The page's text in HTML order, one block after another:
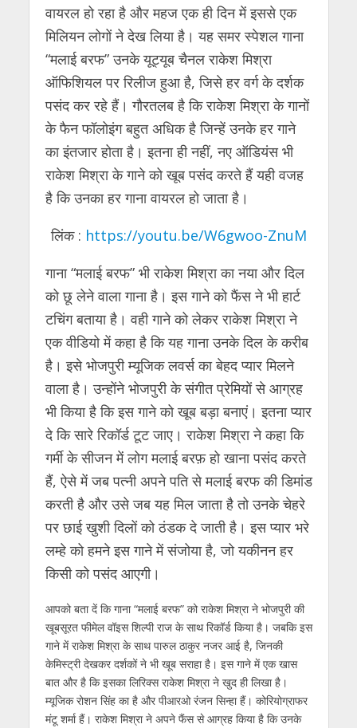
वायरल हो रहा है और महज एक ही दिन में इससे एक
मिलियन लोगों ने देख लिया है। यह समर स्पेशल गाना
“मलाई बरफ” उनके यूट्यूब चैनल राकेश मिश्रा
ऑफिशियल पर रिलीज हुआ है, जिसे हर वर्ग के दर्शक
पसंद कर रहे हैं। गौरतलब है कि राकेश मिश्रा के गानों
के फैन फॉलोइंग बहुत अधिक है जिन्हें उनके हर गाने
का इंतजार होता है। इतना ही नहीं, नए ऑडियंस भी
राकेश मिश्रा के गाने को खूब पसंद करते हैं यही वजह
है कि उनका हर गाना वायरल हो जाता है।
लिंक : https://youtu.be/W6gwoo-ZnuM
गाना “मलाई बरफ” भी राकेश मिश्रा का नया और दिल
को छू लेने वाला गाना है। इस गाने को फैंस ने भी हार्ट
टचिंग बताया है। वही गाने को लेकर राकेश मिश्रा ने
एक वीडियो में कहा है कि यह गाना उनके दिल के करीब
है। इसे भोजपुरी म्यूजिक लवर्स का बेहद प्यार मिलने
वाला है। उन्होंने भोजपुरी के संगीत प्रेमियों से आग्रह
भी किया है कि इस गाने को खूब बड़ा बनाएं। इतना प्यार
दे कि सारे रिकॉर्ड टूट जाए। राकेश मिश्रा ने कहा कि
गर्मी के सीजन में लोग मलाई बरफ़ हो खाना पसंद करते
हैं, ऐसे में जब पत्नी अपने पति से मलाई बरफ की डिमांड
करती है और उसे जब यह मिल जाता है तो उनके चेहरे
पर छाई खुशी दिलों को ठंडक दे जाती है। इस प्यार भरे
लम्हे को हमने इस गाने में संजोया है, जो यकीनन हर
किसी को पसंद आएगी।
आपको बता दें कि गाना “मलाई बरफ” को राकेश मिश्रा ने भोजपुरी की
खूबसूरत फीमेल वॉइस शिल्पी राज के साथ रिकॉर्ड किया है। जबकि इस
गाने में राकेश मिश्रा के साथ पारुल ठाकुर नजर आई है, जिनकी
केमिस्ट्री देखकर दर्शकों ने भी खूब सराहा है। इस गाने में एक खास
बात और है कि इसका लिरिक्स राकेश मिश्रा ने खुद ही लिखा है।
म्यूजिक रोशन सिंह का है और पीआरओ रंजन सिन्हा हैं। कोरियोग्राफर
मंटू शर्मा हैं। राकेश मिश्रा ने अपने फैंस से आग्रह किया है कि उनके